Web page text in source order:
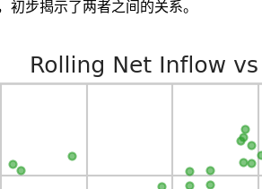
初步揭示了两者之间的关系。